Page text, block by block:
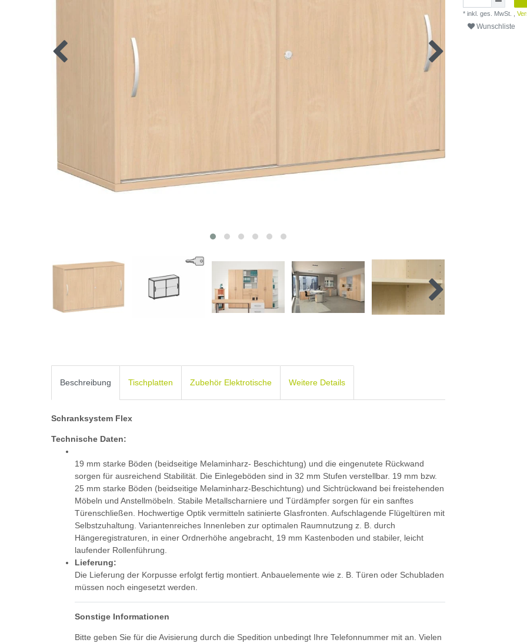
* inkl. ges. MwSt. ,
Wunschliste
Beschreibung Tischplatten Zubehör Elektrotische Weitere Details
Schranksystem Flex
Technische Daten:
19 mm starke Böden (beidseitige Melaminharz- Beschichtung) und die eingenutete Rückwand
sorgen für ausreichend Stabilität. Die Einlegeböden sind in 32 mm Stufen verstellbar. 19 mm bzw.
25 mm starke Böden (beidseitige Melaminharz-Beschichtung) und Sichtrückwand bei freistehenden
Möbeln und Anstellmöbeln. Stabile Metallscharniere und Türdämpfer sorgen für ein sanftes
Türenschließen. Hochwertige Optik vermitteln satinierte Glasfronten. Aufschlagende Flügeltüren mit
Selbstzuhaltung. Variantenreiches Innenleben zur optimalen Raumnutzung z. B. durch
Hängeregistraturen, in einer Ordnerhöhe angebracht, 19 mm Kastenboden und stabiler, leicht
laufender Rollenführung.
Lieferung:
Die Lieferung der Korpusse erfolgt fertig montiert. Anbauelemente wie z. B. Türen oder Schubladen
müssen noch eingesetzt werden.
Sonstige Informationen
Bitte geben Sie für die Avisierung durch die Spedition unbedingt Ihre Telefonnummer mit an. Vielen